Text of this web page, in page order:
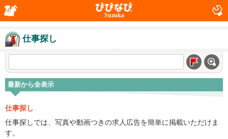
Suzuka
仕事探し
最新から全表示
仕事探し
仕事探しでは、写真や動画つきの求人広告を簡単に掲載いただけま
す。